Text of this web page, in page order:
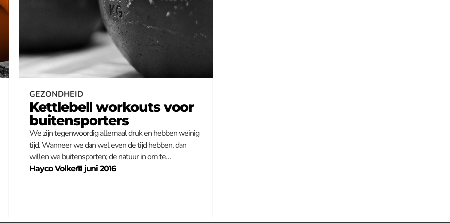
GEZONDHEID
Kettlebell workouts voor
buitensporters
We zijn tegenwoordig allemaal druk en hebben weinig
tijd. Wanneer we dan wel even de tijd hebben, dan
willen we buitensporten; de natuur in om te…
Hayco Volkers
–
11 juni 2016